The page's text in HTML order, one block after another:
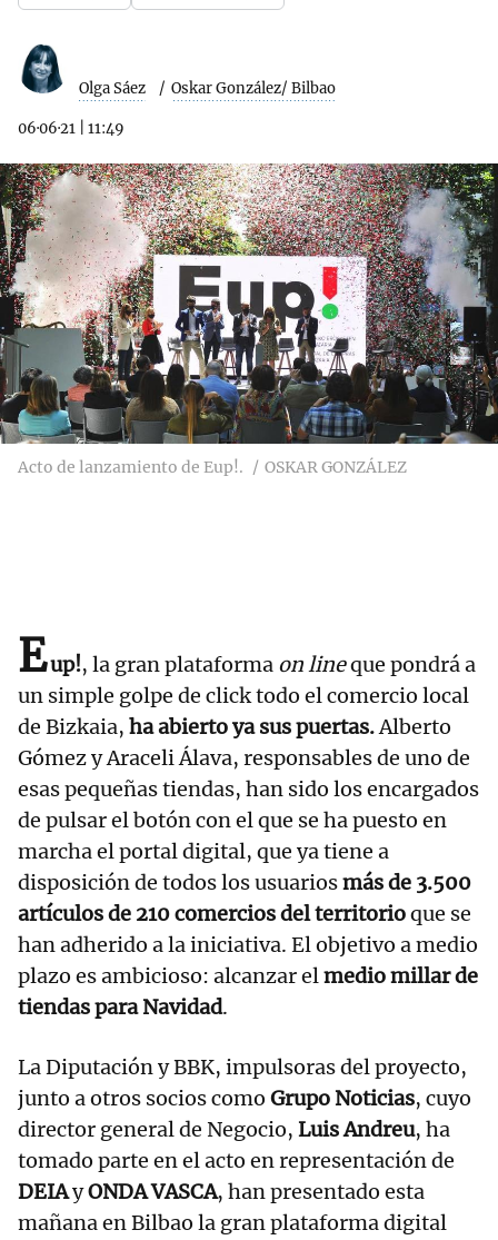
Olga Sáez Oskar González/ Bilbao
06·06·21 11:49
Acto de lanzamiento de Eup!. OSKAR GONZÁLEZ
Eup!, la gran plataforma on lineque pondrá a
un simple golpe de click todo el comercio local
de Bizkaia, ha abierto ya sus puertas.Alberto
Gómez y Araceli Álava, responsables de uno de
esas pequeñas tiendas, han sido los encargados
de pulsar el botón con el que se ha puesto en
marcha el portal digital, que ya tiene a
disposición de todos los usuariosmás de 3.500
artículos de 210 comercios del territorioque se
han adherido a la iniciativa. El objetivo a medio
plazo es ambicioso: alcanzar elmedio millar de
tiendas para Navidad.
La Diputación y BBK, impulsoras del proyecto,
junto a otros socios como Grupo Noticias, cuyo
director general de Negocio, Luis Andreu, ha
tomado parte en el acto en representación de
DEIAyONDA VASCA, han presentado esta
mañana en Bilbao la gran plataforma digital